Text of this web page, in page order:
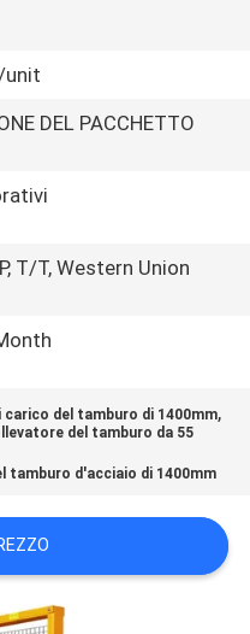
unit
DEL PACCHETTO
T/T, Western Union
del tamburo di 1400mm,
del tamburo da 55
tamburo d'acciaio di 1400mm